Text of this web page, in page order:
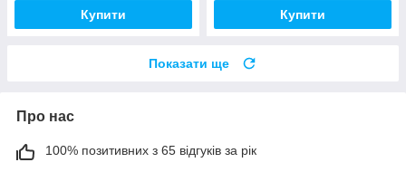
Купити Купити
Показати ще
Про нас
100% позитивних з 65 відгуків за рік